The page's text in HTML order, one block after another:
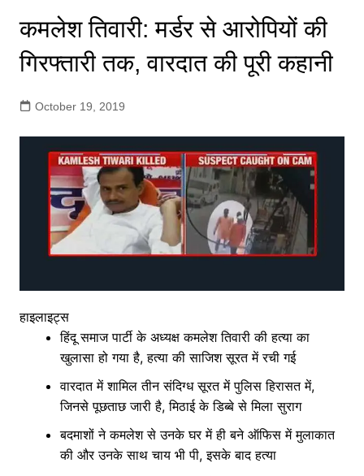
कमलेश तिवारी: मर्डर से आरोपियों की
गिरफ्तारी तक, वारदात की पूरी कहानी
October 19, 2019
हाइलाइट्स
हिंदू समाज पार्टी के अध्यक्ष कमलेश तिवारी की हत्या का
खुलासा हो गया है, हत्या की साजिश सूरत में रची गई
वारदात में शामिल तीन संदिग्ध सूरत में पुलिस हिरासत में,
जिनसे पूछताछ जारी है, मिठाई के डिब्बे से मिला सुराग
बदमाशों ने कमलेश से उनके घर में ही बने ऑफिस में मुलाकात
की और उनके साथ चाय भी पी, इसके बाद हत्या